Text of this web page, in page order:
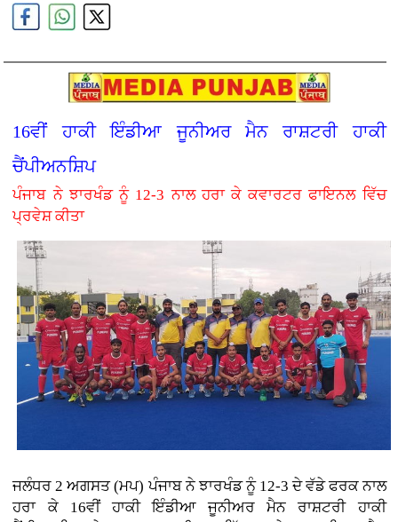
16ਵੀਂ ਹਾਕੀ ਇੰਡੀਆ ਜੂਨੀਅਰ ਮੈਨ ਰਾਸ਼ਟਰੀ ਹਾਕੀ
ਚੈਂਪੀਅਨਸ਼ਿਪ
ਪੰਜਾਬ ਨੇ ਝਾਰਖੰਡ ਨੂੰ 12-3 ਨਾਲ ਹਰਾ ਕੇ ਕਵਾਰਟਰ ਫਾਇਨਲ ਵਿੱਚ
ਪ੍ਰਵੇਸ਼ ਕੀਤਾ
ਜਲੰਧਰ 2 ਅਗਸਤ (ਮਪ) ਪੰਜਾਬ ਨੇ ਝਾਰਖੰਡ ਨੂੰ 12-3 ਦੇ ਵੱਡੇ ਫਰਕ ਨਾਲ
ਹਰਾ ਕੇ 16ਵੀਂ ਹਾਕੀ ਇੰਡੀਆ ਜੂਨੀਅਰ ਮੈਨ ਰਾਸ਼ਟਰੀ ਹਾਕੀ